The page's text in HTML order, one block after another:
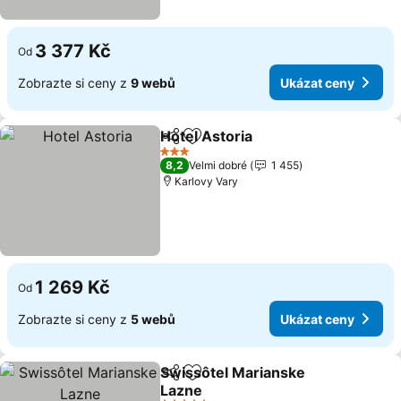
Od 3 377 Kč
Zobrazte si ceny z 9 webů Ukázat ceny
SdíletPřidat na seznam oblíbených
Hotel Astoria
3 Počet hvězdiček
8,2 Velmi dobré
1 455
Karlovy Vary
Od 1 269 Kč
Zobrazte si ceny z 5 webů Ukázat ceny
SdíletPřidat na seznam oblíbených
Swissôtel Marianske
Lazne